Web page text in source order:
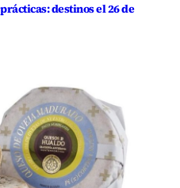
destinos el 26 de